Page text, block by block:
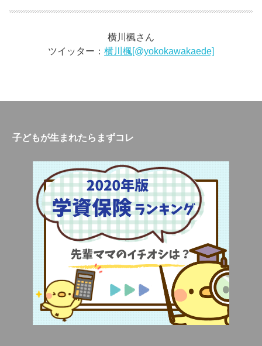
横川楓さん
ツイッター： 横川楓[@yokokawakaede]
子どもが生まれたらまずコレ